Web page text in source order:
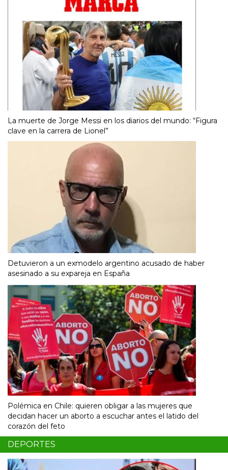
La muerte de Jorge Messi en los diarios del mundo: “Figura
clave en la carrera de Lionel”
Detuvieron a un exmodelo argentino acusado de haber
asesinado a su expareja en España
Polémica en Chile: quieren obligar a las mujeres que
decidan hacer un aborto a escuchar antes el latido del
corazón del feto
DEPORTES